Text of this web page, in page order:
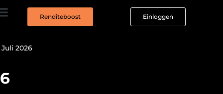
Renditeboost Einloggen
2026